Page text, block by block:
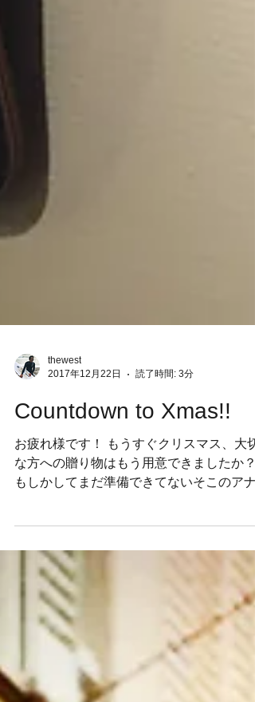
2017年12月22日
読了時間: 3分
Countdown to Xmas!!
お疲れ様です！ もうすぐクリスマス、大切
ためにTHEWESTのラインナップでこの冬
目の商品をお勧めさせてください！...